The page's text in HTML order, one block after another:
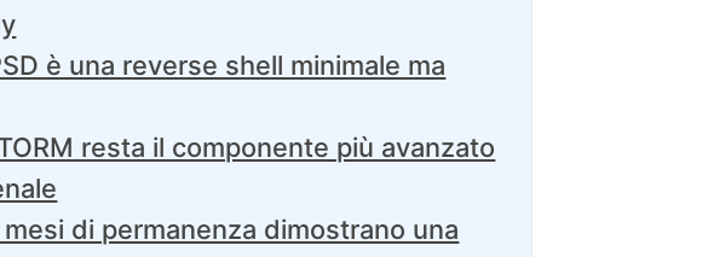
è una reverse shell minimale ma
resta il componente più avanzato
di permanenza dimostrano una